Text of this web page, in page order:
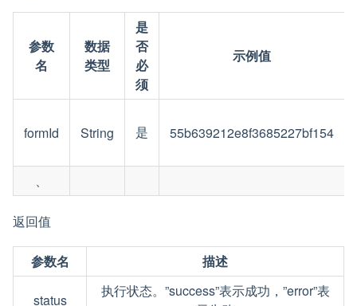
参数
名
数据
类型
是
否
必
须
示例值
formId String 是 55b639212e8f3685227bf154
、
返回值
参数名 描述
status
执行状态。”success”表示成功，”error”表